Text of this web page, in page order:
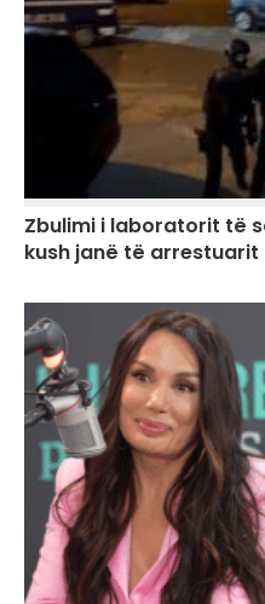
Zbulimi i laboratorit të
kush janë të arrestuarit